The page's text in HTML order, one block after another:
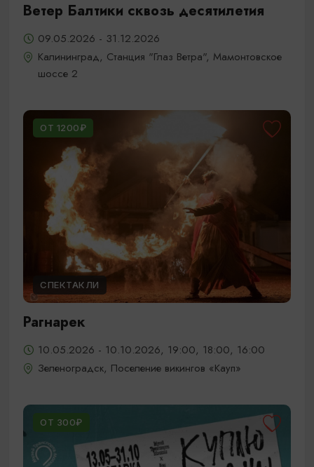
Ветер Балтики сквозь десятилетия
09.05.2026 - 31.12.2026
Калининград, Станция "Глаз Ветра", Мамонтовское
шоссе 2
ОТ 1200₽
СПЕКТАКЛИ
Рагнарек
10.05.2026 - 10.10.2026, 19:00, 18:00, 16:00
Зеленоградск, Поселение викингов «Кауп»
ОТ 300₽